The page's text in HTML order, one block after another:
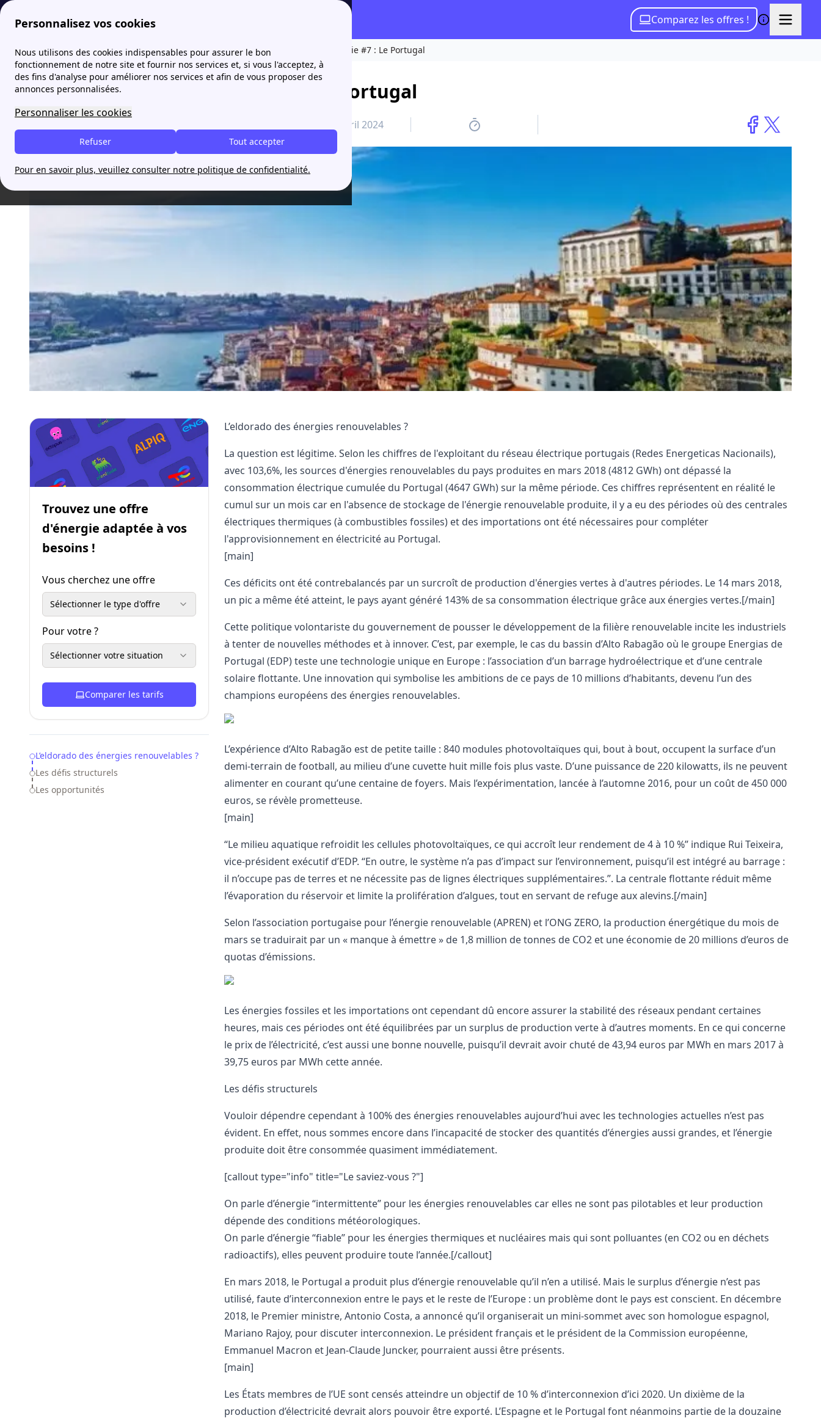
Personnalisez vos cookies
Nous utilisons des cookies indispensables pour assurer le bon
fonctionnement de notre site et fournir nos services et, si vous l'acceptez, à
des fins d'analyse pour améliorer nos services et afin de vous proposer des
annonces personnalisées.
Personnaliser les cookies
Tout accepter
Refuser
Pour en savoir plus, veuillez consulter notre politique de confidentialité.
Comparez les offres !
Fournisseur-Energie Actualites Tour d’Europe de l’Énergie #7 : Le Portugal
Tour d’Europe de l’Énergie #7 : Le Portugal
12 avril 2024
Trouvez une offre
d'énergie adaptée à vos
besoins !
Vous cherchez une offre
Sélectionner le type d'offre
Pour votre ?
Sélectionner votre situation
Comparer les tarifs
Table of Contents
L’eldorado des énergies renouvelables ?
Les défis structurels
Les opportunités
L’eldorado des énergies renouvelables ?
La question est légitime. Selon les chiffres de l'exploitant du réseau électrique portugais (Redes Energeticas Nacionails),
avec 103,6%, les sources d'énergies renouvelables du pays produites en mars 2018 (4812 GWh) ont dépassé la
consommation électrique cumulée du Portugal (4647 GWh) sur la même période. Ces chiffres représentent en réalité le
cumul sur un mois car en l'absence de stockage de l'énergie renouvelable produite, il y a eu des périodes où des centrales
électriques thermiques (à combustibles fossiles) et des importations ont été nécessaires pour compléter
l'approvisionnement en électricité au Portugal.
[main]
Ces déficits ont été contrebalancés par un surcroît de production d'énergies vertes à d'autres périodes. Le 14 mars 2018,
un pic a même été atteint, le pays ayant généré 143% de sa consommation électrique grâce aux énergies vertes.[/main]
Cette politique volontariste du gouvernement de pousser le développement de la filière renouvelable incite les industriels
à tenter de nouvelles méthodes et à innover. C’est, par exemple, le cas du bassin d’Alto Rabagão où le groupe Energias de
Portugal (EDP) teste une technologie unique en Europe : l’association d’un barrage hydroélectrique et d’une centrale
solaire flottante. Une innovation qui symbolise les ambitions de ce pays de 10 millions d’habitants, devenu l’un des
champions européens des énergies renouvelables.
L’expérience d’Alto Rabagão est de petite taille : 840 modules photovoltaïques qui, bout à bout, occupent la surface d’un
demi-terrain de football, au milieu d’une cuvette huit mille fois plus vaste. D’une puissance de 220 kilowatts, ils ne peuvent
alimenter en courant qu’une centaine de foyers. Mais l’expérimentation, lancée à l’automne 2016, pour un coût de 450 000
euros, se révèle prometteuse.
[main]
“Le milieu aquatique refroidit les cellules photovoltaïques, ce qui accroît leur rendement de 4 à 10 %” indique Rui Teixeira,
vice-président exécutif d’EDP. “En outre, le système n’a pas d’impact sur l’environnement, puisqu’il est intégré au barrage :
il n’occupe pas de terres et ne nécessite pas de lignes électriques supplémentaires.”. La centrale flottante réduit même
l’évaporation du réservoir et limite la prolifération d’algues, tout en servant de refuge aux alevins.[/main]
Selon l’association portugaise pour l’énergie renouvelable (APREN) et l’ONG ZERO, la production énergétique du mois de
mars se traduirait par un « manque à émettre » de 1,8 million de tonnes de CO2 et une économie de 20 millions d’euros de
quotas d’émissions.
Les énergies fossiles et les importations ont cependant dû encore assurer la stabilité des réseaux pendant certaines
heures, mais ces périodes ont été équilibrées par un surplus de production verte à d’autres moments. En ce qui concerne
le prix de l’électricité, c’est aussi une bonne nouvelle, puisqu’il devrait avoir chuté de 43,94 euros par MWh en mars 2017 à
39,75 euros par MWh cette année.
Les défis structurels
Vouloir dépendre cependant à 100% des énergies renouvelables aujourd’hui avec les technologies actuelles n’est pas
évident. En effet, nous sommes encore dans l’incapacité de stocker des quantités d’énergies aussi grandes, et l’énergie
produite doit être consommée quasiment immédiatement.
[callout type="info" title="Le saviez-vous ?"]
On parle d’énergie “intermittente” pour les énergies renouvelables car elles ne sont pas pilotables et leur production
dépende des conditions météorologiques.
On parle d’énergie “fiable” pour les énergies thermiques et nucléaires mais qui sont polluantes (en CO2 ou en déchets
radioactifs), elles peuvent produire toute l’année.[/callout]
En mars 2018, le Portugal a produit plus d’énergie renouvelable qu’il n’en a utilisé. Mais le surplus d’énergie n’est pas
utilisé, faute d’interconnexion entre le pays et le reste de l’Europe : un problème dont le pays est conscient. En décembre
2018, le Premier ministre, Antonio Costa, a annoncé qu’il organiserait un mini-sommet avec son homologue espagnol,
Mariano Rajoy, pour discuter interconnexion. Le président français et le président de la Commission européenne,
Emmanuel Macron et Jean-Claude Juncker, pourraient aussi être présents.
[main]
Les États membres de l’UE sont censés atteindre un objectif de 10 % d’interconnexion d’ici 2020. Un dixième de la
production d’électricité devrait alors pouvoir être exporté. L’Espagne et le Portugal font néanmoins partie de la douzaine